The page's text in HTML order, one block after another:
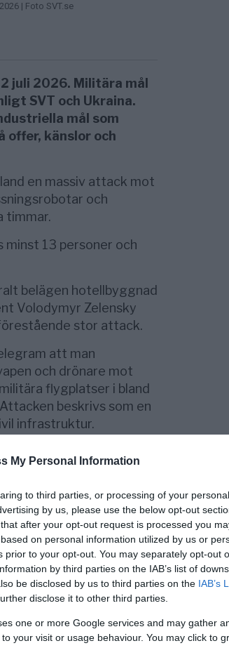
My Personal Information
to third parties, or processing of your
by us, please use the below opt-out
after your opt-out request is processed you
on personal information utilized by us or
prior to your opt-out. You may separately opt-out
by third parties on the IAB’s list of
be disclosed by us to third parties on the IAB’s
disclose it to other third parties.
one or more Google services and may gather
your visit or usage behaviour. You may click to
| Foto SVT.se
juli 2026. Militära mål
SVT och Ukraina.
mål som
offer, känslor och
en massiv attack mot
och
timmar.
13 personer och
belägen hotellbyggnad
Volodymyr Zelensky
stor attack.
att man
och drönare mot
flygplatser i bland
beskrivs som en
infrastruktur.
sina
militärindustriella
ekonomin. Ryska